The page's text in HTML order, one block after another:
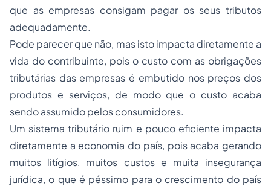
que as empresas consigam pagar os seus tributos
adequadamente.
Pode parecer que não, mas isto impacta diretamente a
vida do contribuinte, pois o custo com as obrigações
tributárias das empresas é embutido nos preços dos
produtos e serviços, de modo que o custo acaba
sendo assumido pelos consumidores.
Um sistema tributário ruim e pouco eficiente impacta
diretamente a economia do país, pois acaba gerando
muitos litígios, muitos custos e muita insegurança
jurídica, o que é péssimo para o crescimento do país